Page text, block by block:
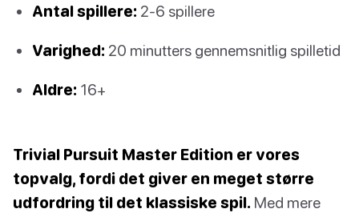
Antal spillere: 2-6 spillere
Varighed: 20 minutters gennemsnitlig spilletid
Aldre: 16+
Trivial Pursuit Master Edition er vores
topvalg, fordi det giver en meget større
udfordring til det klassiske spil. Med mere